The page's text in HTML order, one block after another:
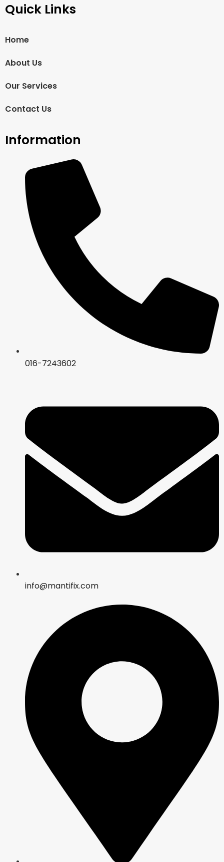
Quick Links
Home
About Us
Our Services
Contact Us
Information
016-7243602
info@mantifix.com